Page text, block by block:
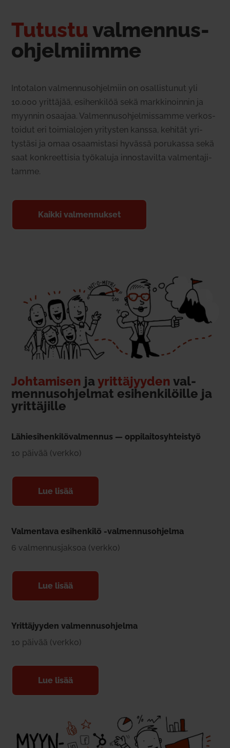
Tutustuval­mennus-
ohjel­miimme
Into­talon val­men­nus­oh­jelmiin on osal­lis­tunut yli
10.000 yrit­täjää, esi­hen­kilöä sekä mark­ki­noinnin ja
myynnin osaajaa. Val­men­nus­oh­jel­mis­samme ver­kos­
toidut eri toi­mia­lojen yri­tysten kanssa, kehität yri­
tystäsi ja omaa osaa­mistasi hyvässä poru­kassa sekä
saat kon­kreet­tisia työ­kaluja innos­ta­vilta val­men­ta­ji­
tamme.
Kaikki val­men­nukset
Joh­ta­misen jayrit­tä­jyyden val­
men­nus­oh­jelmat esi­hen­ki­löille ja
yrit­tä­jille
Lähie­si­hen­ki­lö­val­mennus — oppi­lai­to­syh­teistyö
10 päivää (verkko)
Lue lisää
Val­mentava esi­henkilö ‑val­men­nus­oh­jelma
6 val­men­nus­jaksoa (verkko)
Lue lisää
Yrit­tä­jyyden val­men­nus­oh­jelma
10 päivää (verkko)
Lue lisää